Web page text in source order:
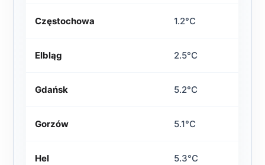
Częstochowa 1.2°C
Elbląg 2.5°C
Gdańsk 5.2°C
Gorzów 5.1°C
Hel 5.3°C